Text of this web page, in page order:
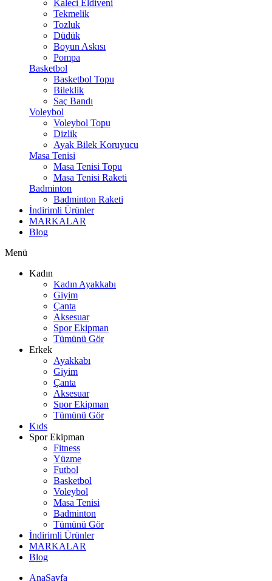
Kaleci Eldiveni
Tekmelik
Tozluk
Düdük
Boyun Askısı
Pompa
Basketbol
Basketbol Topu
Bileklik
Saç Bandı
Voleybol
Voleybol Topu
Dizlik
Ayak Bilek Koruyucu
Masa Tenisi
Masa Tenisi Topu
Masa Tenisi Raketi
Badminton
Badminton Raketi
İndirimli Ürünler
MARKALAR
Blog
Menü
Kadın
Kadın Ayakkabı
Giyim
Çanta
Aksesuar
Spor Ekipman
Tümünü Gör
Erkek
Ayakkabı
Giyim
Çanta
Aksesuar
Spor Ekipman
Tümünü Gör
Kıds
Spor Ekipman
Fitness
Yüzme
Futbol
Basketbol
Voleybol
Masa Tenisi
Badminton
Tümünü Gör
İndirimli Ürünler
MARKALAR
Blog
AnaSayfa